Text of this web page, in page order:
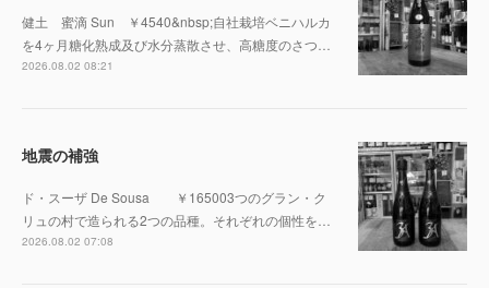
健土 蜜滴 Sun ￥4540&nbsp;自社栽培ベニハルカ
を4ヶ月糖化熟成及び水分蒸散させ、高糖度のさつ…
2026.08.02 08:21
地震の補強
ド・スーザ De Sousa ￥165003つのグラン・ク
リュの村で造られる2つの品種。それぞれの個性を…
2026.08.02 07:08